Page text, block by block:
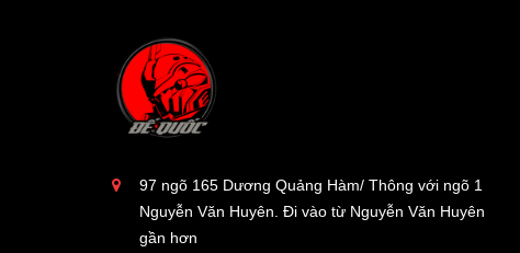
97 ngõ 165 Dương Quảng Hàm/ Thông với ngõ 1
Nguyễn Văn Huyên. Đi vào từ Nguyễn Văn Huyên
gần hơn